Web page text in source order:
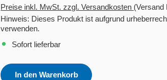
Preise inkl. MwSt. zzgl. Versandkosten (Versand
Hinweis: Dieses Produkt ist aufgrund
verwenden.
Sofort lieferbar
In den Warenkorb